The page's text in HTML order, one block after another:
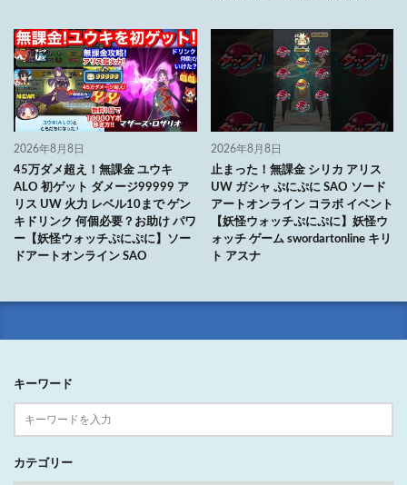
2026年8月8日
45万ダメ超え！無課金 ユウキ
ALO 初ゲット ダメージ99999 ア
リス UW 火力 レベル10まで ゲン
キドリンク 何個必要？お助け パワ
ー【妖怪ウォッチぷにぷに】ソー
ドアートオンライン SAO
2026年8月8日
止まった！無課金 シリカ アリス
UW ガシャ ぷにぷに SAO ソード
アートオンライン コラボ イベント
【妖怪ウォッチぷにぷに】妖怪ウ
ォッチ ゲーム swordartonline キリ
ト アスナ
キーワード
カテゴリー